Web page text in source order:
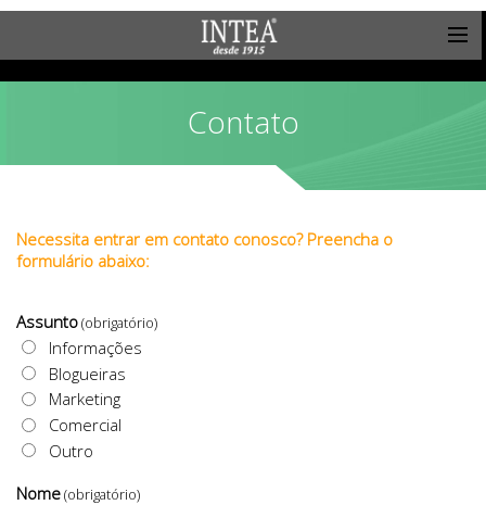
Contato
Necessita entrar em contato conosco? Preencha o
formulário abaixo:
Assunto(obrigatório)
Informações
Blogueiras
Marketing
Comercial
Outro
Nome(obrigatório)